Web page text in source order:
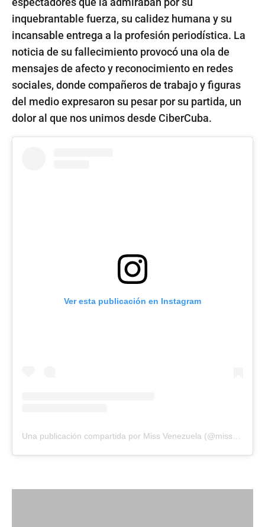
inquebrantable fuerza, su calidez humana y su
incansable entrega a la profesión periodística. La
noticia de su fallecimiento provocó una ola de
mensajes de afecto y reconocimiento en redes
sociales, donde compañeros de trabajo y figuras
del medio expresaron su pesar por su partida, un
dolor al que nos unimos desde CiberCuba.
Ver esta publicación en Instagram
Una publicación compartida por Miss Venezuela (@missvenezuela)